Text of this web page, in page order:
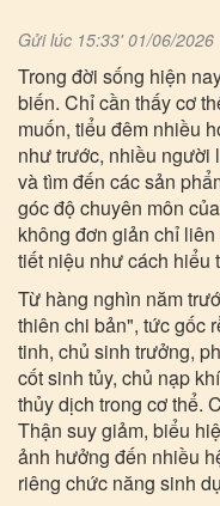
Gửi lúc 15:33' 01/06/2026
Trong đời sống hiện
biến. Chỉ cần thấy cơ
muốn, tiểu đêm nhiều
như trước, nhiều người
và tìm đến các sản
góc độ chuyên môn
không đơn giản chỉ
tiết niệu như cách hiểu
Từ hàng nghìn năm
thiên chi bản", tức gốc
tinh, chủ sinh trưởng,
cốt sinh tủy, chủ nạp
thủy dịch trong cơ thể.
Thận suy giảm, biểu
ảnh hưởng đến nhiều
riêng chức năng sinh